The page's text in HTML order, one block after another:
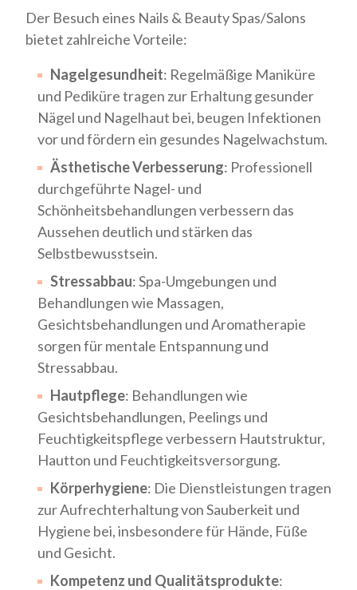
Der Besuch eines Nails & Beauty Spas/Salons
bietet zahlreiche Vorteile:
Nagelgesundheit: Regelmäßige Maniküre
und Pediküre tragen zur Erhaltung gesunder
Nägel und Nagelhaut bei, beugen Infektionen
vor und fördern ein gesundes Nagelwachstum.
Ästhetische Verbesserung: Professionell
durchgeführte Nagel- und
Schönheitsbehandlungen verbessern das
Aussehen deutlich und stärken das
Selbstbewusstsein.
Stressabbau: Spa-Umgebungen und
Behandlungen wie Massagen,
Gesichtsbehandlungen und Aromatherapie
sorgen für mentale Entspannung und
Stressabbau.
Hautpflege: Behandlungen wie
Gesichtsbehandlungen, Peelings und
Feuchtigkeitspflege verbessern Hautstruktur,
Hautton und Feuchtigkeitsversorgung.
Körperhygiene: Die Dienstleistungen tragen
zur Aufrechterhaltung von Sauberkeit und
Hygiene bei, insbesondere für Hände, Füße
und Gesicht.
Kompetenz und Qualitätsprodukte: